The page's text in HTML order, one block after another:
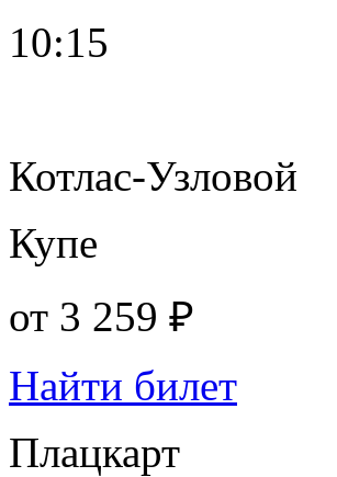
10:15
Котлас-Узловой
Купе
от 3 259 ₽
Найти билет
Плацкарт